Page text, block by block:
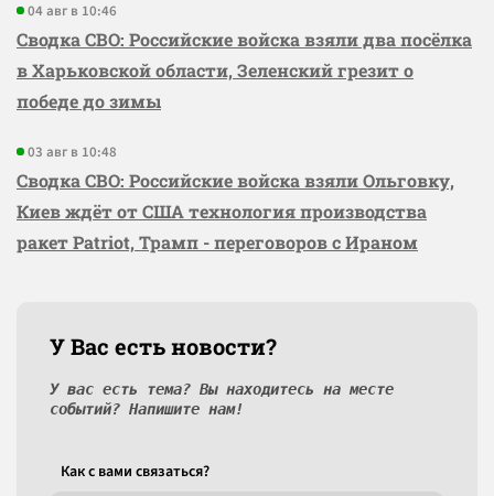
04 авг в 10:46
Сводка СВО: Российские войска взяли два посёлка
в Харьковской области, Зеленский грезит о
победе до зимы
03 авг в 10:48
Сводка СВО: Российские войска взяли Ольговку,
Киев ждёт от США технология производства
ракет Patriot, Трамп - переговоров с Ираном
У Вас есть новости?
У вас есть тема? Вы находитесь на месте
событий? Напишите нам!
Как c вами связаться?